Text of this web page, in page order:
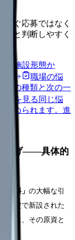
すぐ応募ではなく
ると判断しやすく
・施設形態か
職場の悩
みの種類と次の一
音を見る 同じ悩
められます。 進
上げ——具体的
価料」 の大幅な引
改定で新設された
合に、その原資と